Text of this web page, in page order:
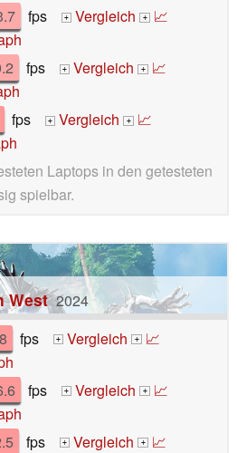
fps + Vergleich + 📈
fps + Vergleich + 📈
fps + Vergleich + 📈
Laptops in den getesteten
spielbar.
West 2024
fps + Vergleich + 📈
fps + Vergleich + 📈
fps + Vergleich + 📈